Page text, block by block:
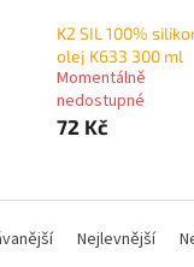
K2 SIL 100%
olej K633 300 ml
Momentálně
nedostupné
72 Kč
Nejlevnější